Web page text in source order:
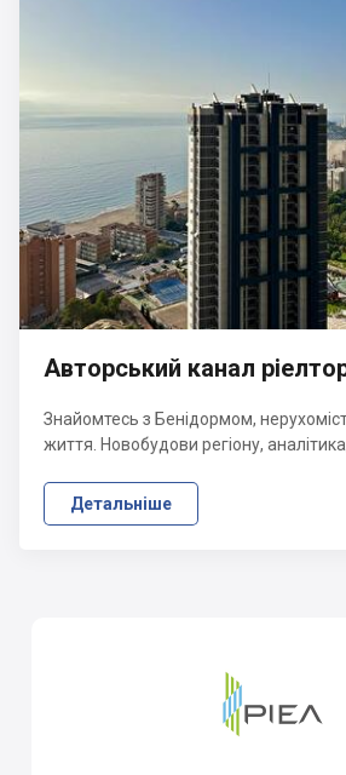
Авторський канал
Знайомтесь з Бенідормом,
життя. Новобудови регіону, аналітика,
Детальніше